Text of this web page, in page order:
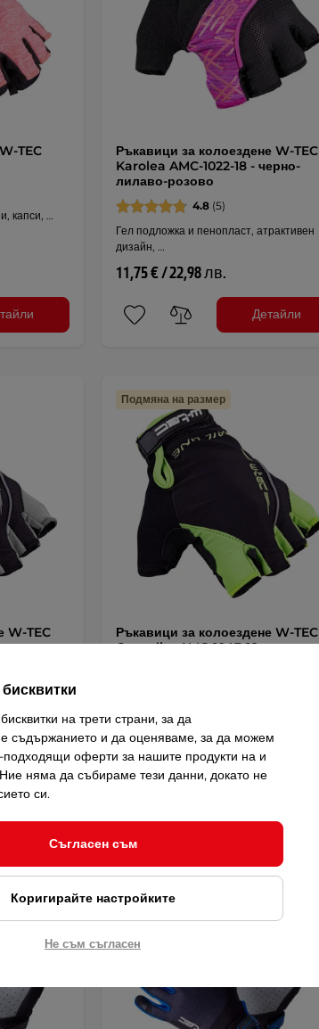
TEC
капси, …
Ръкавици за колоездене W-TEC
Karolea AMC-1022-18 - черно-
лилаво-розово
4.8(5)
Гел подложка и пенопласт, атрактивен
дизайн, …
11,75 € / 22,98 лв.
Детайли
W-TEC
сив
Подмяна на размер
Ръкавици за колоездене W-TEC
Causality AMC-1043-18 - черен-
удължена …
10,75 € / 21,03 лв.
Подмяна на размер
на трети страни, за да
съдържанието и да оценяваме, за да можем
подходящи оферти за нашите продукти на и
няма да събираме тези данни, докато не
си.
Съгласен съм
Коригирайте настройките
Не съм съгласен